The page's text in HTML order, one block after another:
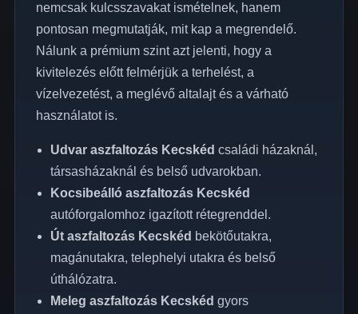
nemcsak kulcsszavakat ismételnek, hanem
pontosan megmutatják, mit kap a megrendelő.
Nálunk a prémium szint azt jelenti, hogy a
kivitelezés előtt felmérjük a terhelést, a
vízelvezetést, a meglévő altalajt és a várható
használatot is.
Udvar aszfaltozás Kecskéd családi házaknál,
társasházaknál és belső udvarokban.
Kocsibeálló aszfaltozás Kecskéd
autóforgalomhoz igazított rétegrenddel.
Út aszfaltozás Kecskéd bekötőutakra,
magánutakra, telephelyi utakra és belső
úthálózatra.
Meleg aszfaltozás Kecskéd gyors